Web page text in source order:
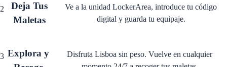
2
Deja Tus
Maletas
Ve a la unidad LockerArea, introduce tu código
digital y guarda tu equipaje.
3 Explora y
Disfruta Lisboa sin peso. Vuelve en cualquier